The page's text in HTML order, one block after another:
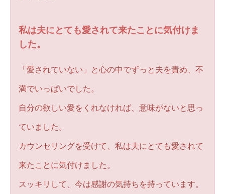
私は夫にとても愛されて来たことに気付けま
した。
「愛されていない」と心の中でずっと夫を責め、不
満でいっぱいでした。
自分の欲しい愛をくれなければ、意味がないと思っ
ていました。
カウンセリングを受けて、私は夫にとても愛されて
来たことに気付けました。
スッキリして、今は感謝の気持ちを持っています。